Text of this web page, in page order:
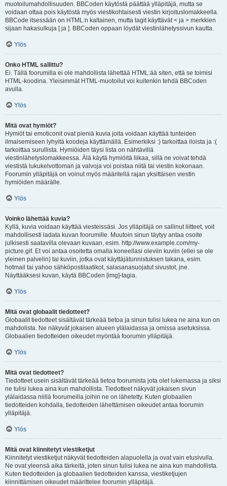
muotoilumahdollisuuden. BBCoden käytöstä päättää ylläpitäjä, mutta se
voidaan ottaa pois käytöstä myös viestikohtaisesti viestin kirjoituslomakkeella.
BBCode itsessään on HTML:n kaltainen, mutta tagit käyttävät < ja > merkkien
sijaan hakasulkuja [ ja ]. BBCoden oppaan löydät viestinlähetyssivun kautta.
Ylös
Onko HTML sallittu?
Ei. Tällä foorumilla ei ole mahdollista lähettää HTML:ää siten, että se toimisi
HTML-koodina. Yleisimmät HTML-muotoilut voi kuitenkin tehdä BBCoden
avulla.
Ylös
Mitä ovat hymiöt?
Hymiöt tai emoticonit ovat pieniä kuvia joita voidaan käyttää tunteiden
ilmaisemiseen lyhyitä koodeja käyttämällä. Esimerkiksi :) tarkoittaa iloista ja :(
tarkoittaa surullista. Hymiöiden täysi lista on nähtävillä
viestinlähetyslomakkeessa. Älä käytä hymiöitä liikaa, sillä ne voivat tehdä
viestistä lukukelvottoman ja valvoja voi poistaa niitä tai viestin kokonaan.
Foorumin ylläpitäjä on voinut myös määritellä rajan yksittäisen viestin
hymiöiden määrälle.
Ylös
Voinko lähettää kuvia?
Kyllä, kuvia voidaan käyttää viesteissäsi. Jos ylläpitäjä on sallinut liitteet, voit
mahdollisesti ladata kuvan foorumille. Muutoin sinun täytyy antaa osoite
julkisesti saatavilla olevaan kuvaan, esim. http://www.example.com/my-
picture.gif. Et voi antaa osoitetta omalla koneellasi oleviin kuviin (ellei se ole
yleinen palvelin) tai kuviin, jotka ovat käyttäjätunnistuksen takana, esim.
hotmail tai yahoo sähköpostilaatikot, salasanasuojatut sivustot, jne.
Näyttääksesi kuvan, käytä BBCoden [img]-tagia.
Ylös
Mitä ovat globaalit tiedotteet?
Globaalit tiedotteet sisältävät tärkeää tietoa ja sinun tulisi lukea ne aina kun on
mahdolista. Ne näkyvät jokaisen alueen ylälaidassa ja omissa asetuksissa.
Globaalien tiedotteiden oikeudet myöntää foorumin ylläpitäjä.
Ylös
Mitä ovat tiedotteet?
Tiedotteet usein sisältävät tärkeää tietoa foorumista jota olet lukemassa ja siksi
ne tulisi lukea aina kun mahdollista. Tiedotteet näkyvät jokaisen sivun
ylälaidassa niillä foorumeilla joihin ne on lähetetty. Kuten globaalien
tiedotteiden kohdalla, tiedotteiden lähettämisen oikeudet antaa foorumin
ylläpitäjä.
Ylös
Mitä ovat kiinnitetyt viestiketjut
Kiinnitetyt viestiketjut näkyvät tiedotteiden alapuolella ja ovat vain etusivulla.
Ne ovat yleensä aika tärkeitä, joten sinun tulisi lukea ne aina kun mahdollista.
Kuten tiedotteiden ja globaalien tiedotteiden kanssa, viestiketjujen
kiinnittämisen oikeudet määrittelee foorumin ylläpitäjä.